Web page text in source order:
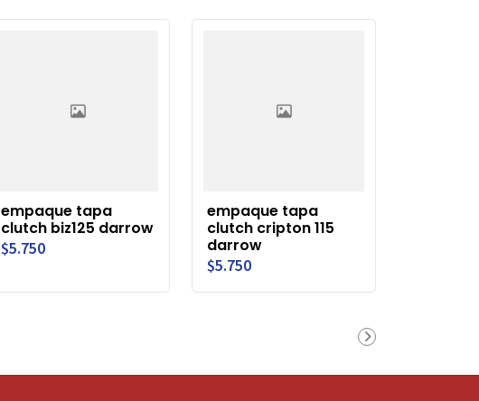
empaque tapa
clutch biz125 darrow
$5.750
empaque tapa
clutch cripton 115
darrow
$5.750